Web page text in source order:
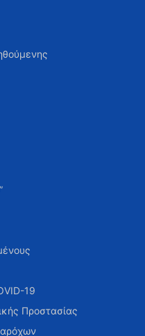
19
Προστασίας